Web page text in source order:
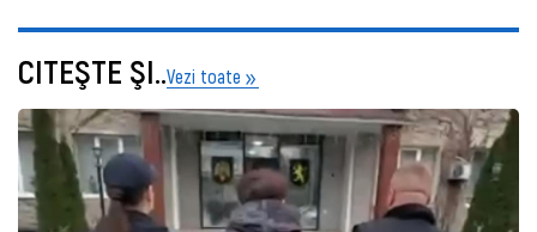
CITEŞTE ŞI..Vezi toate